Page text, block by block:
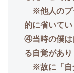
※他人のプ
的に省いてい
④当時の僕は
る自覚があ
※故に「自